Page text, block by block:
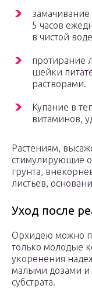
5 часов
в чистой
протирание
шейки
растворами.
Купание в
витаминов,
Растениям,
стимулирующие
грунта,
листьев,
Уход после
Орхидею можно
только молодые
укоренения
малыми дозами и
субстрата.